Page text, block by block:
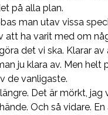
på alla plan.
man utav vissa
att ha varit med om
det vi ska. Klarar
ju klara av. Men
de vanligaste.
Det är mörkt,
Och så vidare.